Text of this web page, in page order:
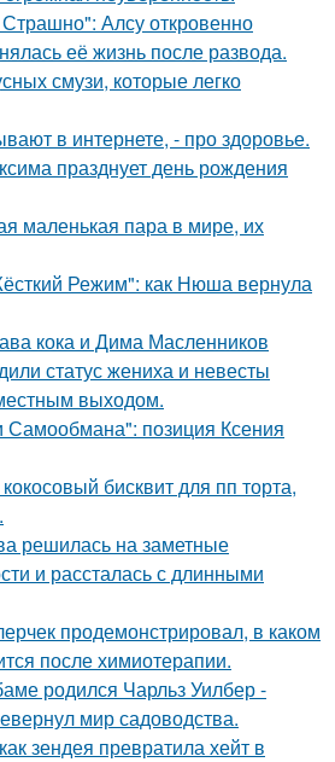
Алсу откровенно
её жизнь после развода.
смузи, которые легко
в интернете, - про здоровье.
празднует день рождения
маленькая пара в мире, их
Режим": как Нюша вернула
кока и Дима Масленников
статус жениха и невесты
выходом.
Самообмана": позиция Ксения
бисквит для пп торта,
решилась на заметные
и рассталась с длинными
продемонстрировал, в каком
после химиотерапии.
родился Чарльз Уилбер -
мир садоводства.
зендея превратила хейт в